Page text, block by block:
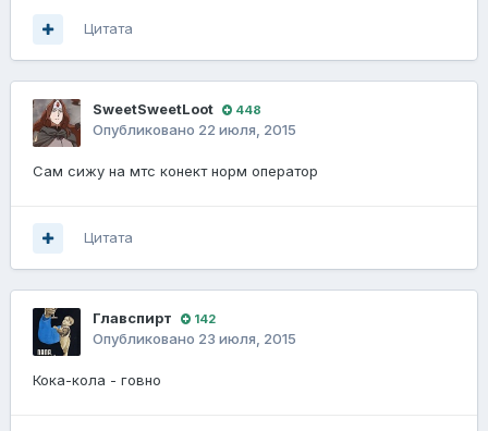
Цитата
SweetSweetLoot 448
Опубликовано 22 июля, 2015
Сам сижу на мтс конект норм оператор
Цитата
Главспирт 142
Опубликовано 23 июля, 2015
Кока-кола - говно